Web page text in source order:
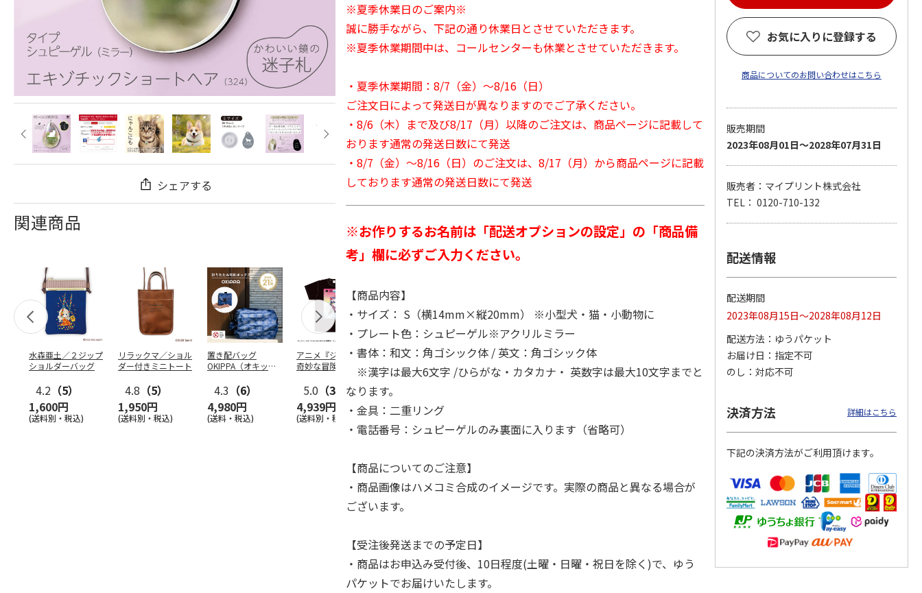
シェアする
関連商品
水森亜土／２ジップ
ショルダーバッグ
4.2 （5）
1,600円
(送料別・税込)
リラックマ／ショル
ダー付きミニトート
4.8 （5）
1,950円
(送料別・税込)
置き配バッグ
OKIPPA（オキッ
4.3 （6）
4,980円
(送料・税込)
アニメ『ジョジョの
奇妙な冒険 黄金の
…
5.0 （3）
4,939円
(送料別・税込)
コジコジ／ショルダ
ー付きバッグ
1,760円
(送料別・税込)
アニメ『ジョジョの
奇妙な冒険 黄金の
風』CITY POP…
『ジョジョの奇妙な
冒険 スターダスト
クルセイダース』
冒険 スターダスト
クルセイダース』
POSTIES オリジナ
ルTシャツ Sサイズ
3,080円
(送料別・税込)
3,300円
(送料別・税込)
※夏季休業日のご案内※
誠に勝手ながら、下記の通り休業日とさせていただきます。
※夏季休業期間中は、コールセンターも休業とさせていただきます。
・夏季休業期間：8/7（金）～8/16（日）
ご注文日によって発送日が異なりますのでご了承ください。
・8/6（木）まで及び8/17（月）以降のご注文は、商品ページに記載して
おります通常の発送日数にて発送
・8/7（金）～8/16（日）のご注文は、8/17（月）から商品ページに記載
しております通常の発送日数にて発送
※お作りするお名前は「配送オプションの設定」の「商品備
考」欄に必ずご入力ください。
【商品内容】
・サイズ： S（横14mm×縦20mm） ※小型犬・猫・小動物に
・プレート色：シュピーゲル※アクリルミラー
・書体：和文：角ゴシック体 / 英文：角ゴシック体
※漢字は最大6文字 /ひらがな・カタカナ・ 英数字は最大10文字までと
なります。
・金具：二重リング
・電話番号：シュピーゲルのみ裏面に入ります（省略可）
【商品についてのご注意】
・商品画像はハメコミ合成のイメージです。実際の商品と異なる場合が
ございます。
【受注後発送までの予定日】
・商品はお申込み受付後、10日程度(土曜・日曜・祝日を除く)で、ゆう
パケットでお届けいたします。
お気に入りに登録する
商品についてのお問い合わせはこちら
販売期間
2023年08月01日～2028年07月31日
販売者：マイプリント株式会社
TEL： 0120-710-132
配送情報
配送期間
2023年08月15日～2028年08月12日
配送方法
ゆうパケット
お届け日
指定不可
のし
対応不可
決済方法 詳細はこちら
下記の決済方法がご利用頂けます。